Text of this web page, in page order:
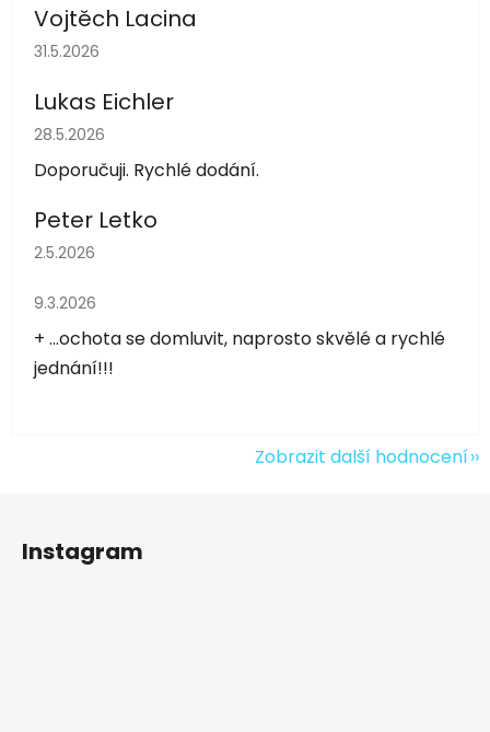
Vojtěch Lacina
Hodnocení obchodu je 5 z 5 hvězdiček.
31.5.2026
Lukas Eichler
Hodnocení obchodu je 5 z 5 hvězdiček.
28.5.2026
Doporučuji. Rychlé dodání.
Peter Letko
Hodnocení obchodu je 5 z 5 hvězdiček.
2.5.2026
Hodnocení obchodu je 5 z 5 hvězdiček.
9.3.2026
+ ...ochota se domluvit, naprosto skvělé a rychlé
jednání!!!
Zobrazit další hodnocení
Instagram